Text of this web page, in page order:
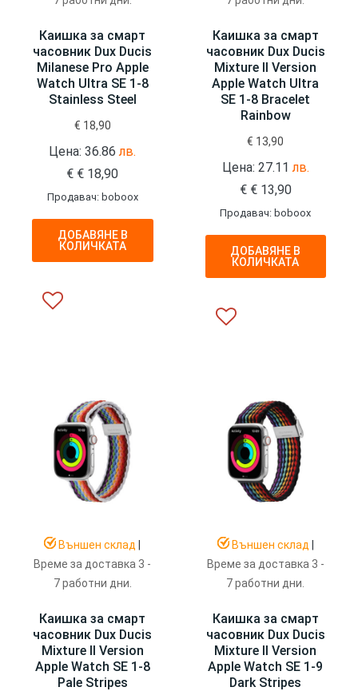
Каишка за смарт
часовник Dux Ducis
Milanese Pro Apple
Watch Ultra SE 1-8
Stainless Steel
€ 18,90
Цена: 36.86лв.
€ € 18,90
Продавач: boboox
ДОБАВЯНЕ В
КОЛИЧКАТА
Каишка за смарт
часовник Dux Ducis
Mixture II Version
Apple Watch Ultra
SE 1-8 Bracelet
Rainbow
€ 13,90
Цена: 27.11лв.
€ €13,90
Продавач: boboox
ДОБАВЯНЕ В
КОЛИЧКАТА
Външен склад
Време за доставка 3 -
7 работни дни.
Каишка за смарт
часовник Dux Ducis
Mixture II Version
Apple Watch SE 1-8
Pale Stripes
Външен склад
Време за доставка 3 -
7 работни дни.
Каишка за смарт
часовник Dux Ducis
Mixture II Version
Apple Watch SE 1-9
Dark Stripes